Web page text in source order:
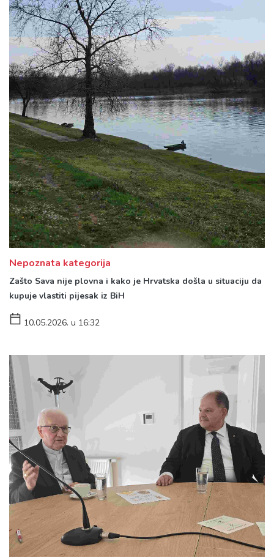
Nepoznata kategorija
Zašto Sava nije plovna i kako je Hrvatska došla u situaciju da
kupuje vlastiti pijesak iz BiH
10.05.2026. u 16:32